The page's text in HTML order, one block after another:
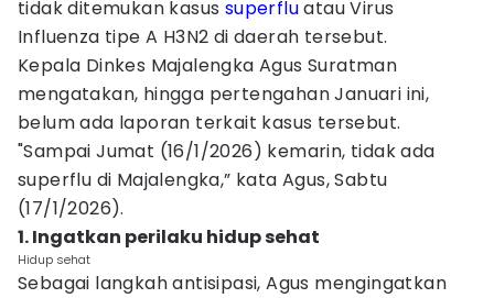
tidak ditemukan kasus superfluatau Virus
Influenza tipe A H3N2 di daerah tersebut.
Kepala Dinkes Majalengka Agus Suratman
mengatakan, hingga pertengahan Januari ini,
belum ada laporan terkait kasus tersebut.
"Sampai Jumat (16/1/2026) kemarin, tidak ada
superflu di Majalengka,” kata Agus, Sabtu
(17/1/2026).
1. Ingatkan perilaku hidup sehat
Hidup sehat
Sebagai langkah antisipasi, Agus mengingatkan